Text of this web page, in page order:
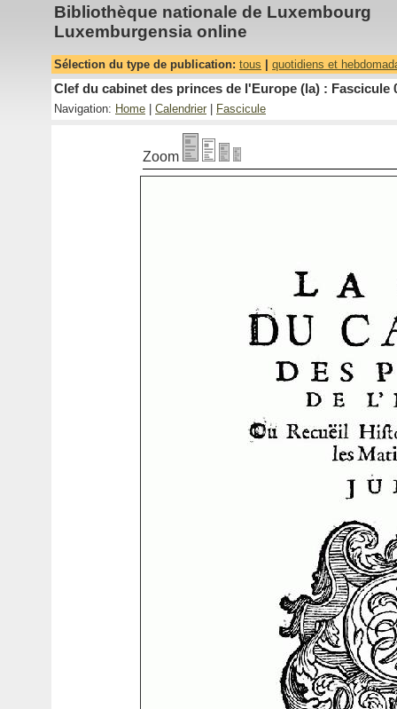
Bibliothèque nationale de Luxembourg
Luxemburgensia online
Sélection du type de publication: tous quotidiens et
Clef du cabinet des princes de l'Europe (la) : Fascicule
Navigation: Home Calendrier Fascicule
Zoom